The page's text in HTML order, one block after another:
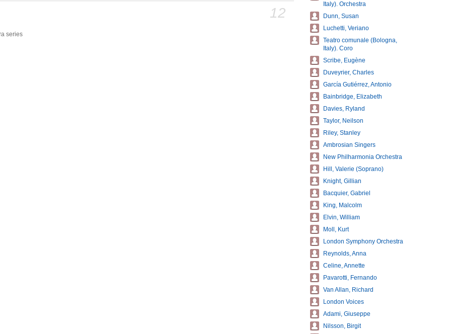
12
series
Italy). Orchestra
Dunn, Susan
Luchetti, Veriano
Teatro comunale (Bologna,
Italy). Coro
Scribe, Eugène
Duveyrier, Charles
García Gutiérrez, Antonio
Bainbridge, Elizabeth
Davies, Ryland
Taylor, Neilson
Riley, Stanley
Ambrosian Singers
New Philharmonia Orchestra
Hill, Valerie (Soprano)
Knight, Gillian
Bacquier, Gabriel
King, Malcolm
Elvin, William
Moll, Kurt
London Symphony Orchestra
Reynolds, Anna
Celine, Annette
Pavarotti, Fernando
Van Allan, Richard
London Voices
Adami, Giuseppe
Nilsson, Birgit